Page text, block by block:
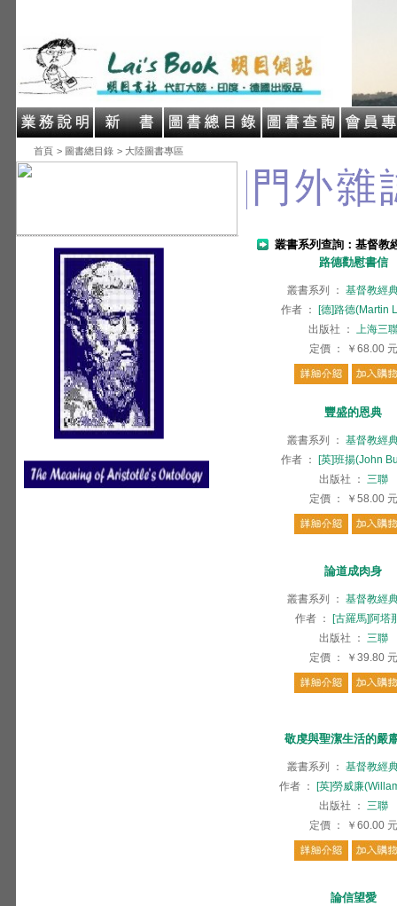
首頁 > 圖書總目錄 > 大陸圖書專區
叢書系列查詢：基督教
路德勸慰書信
叢書系列 ： 基督教經
作者 ：
[德]路德(Martin
出版社
： 上海三
定價 ： ￥68.00 元
豐盛的恩典
叢書系列 ： 基督教經
作者 ：
[英]班揚(John
出版社
： 三聯
定價 ： ￥58.00 元
論道成肉身
叢書系列 ： 基督教經
作者 ：
[古羅馬]阿塔
出版社
： 三聯
定價 ： ￥39.80 元
敬虔與聖潔生活的嚴
叢書系列 ： 基督教經
作者 ：
[英]勞威廉
出版社
： 三聯
定價 ： ￥60.00 元
論信望愛